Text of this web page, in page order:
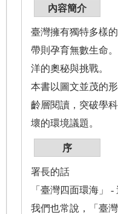
內容簡介
臺灣擁有獨特多樣
帶則孕育無數生命
洋的奧秘與挑戰。
本書以圖文並茂的
齡層閱讀，突破學
壞的環境議題。
序
署長的話
「臺灣四面環海」
我們也常說，「臺